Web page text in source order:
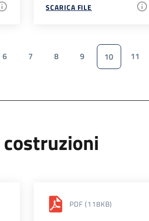
SCARICA FILE
6 7 8 9 10 11
PDF (118KB)